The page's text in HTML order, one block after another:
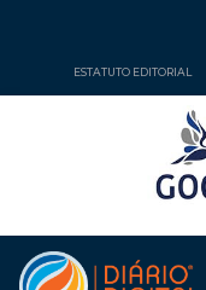
ESTATUTO EDITORIAL